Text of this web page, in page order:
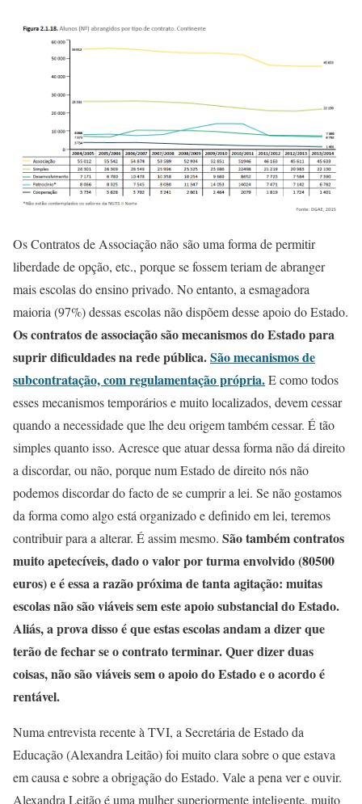
Os Contratos de Associação não são uma forma de permitir
liberdade de opção, etc., porque se fossem teriam de abranger
mais escolas do ensino privado. No entanto, a esmagadora
maioria (97%) dessas escolas não dispõem desse apoio do Estado.
Os contratos de associação são mecanismos do Estado para
suprir dificuldades na rede pública.São mecanismos de
subcontratação, com regulamentação própria.E como todos
esses mecanismos temporários e muito localizados, devem cessar
quando a necessidade que lhe deu origem também cessar. É tão
simples quanto isso. Acresce que atuar dessa forma não dá direito
a discordar, ou não, porque num Estado de direito nós não
podemos discordar do facto de se cumprir a lei. Se não gostamos
da forma como algo está organizado e definido em lei, teremos
contribuir para a alterar. É assim mesmo. São também contratos
muito apetecíveis, dado o valor por turma envolvido (80500
euros) e é essa a razão próxima de tanta agitação: muitas
escolas não são viáveis sem este apoio substancial do Estado.
Aliás, a prova disso é que estas escolas andam a dizer que
terão de fechar se o contrato terminar. Quer dizer duas
coisas, não são viáveis sem o apoio do Estado e o acordo é
rentável.
Numa entrevista recente à TVI, a Secretária de Estado da
Educação (Alexandra Leitão) foi muito clara sobre o que estava
em causa e sobre a obrigação do Estado. Vale a pena ver e ouvir.
Alexandra Leitão é uma mulher superiormente inteligente, muito